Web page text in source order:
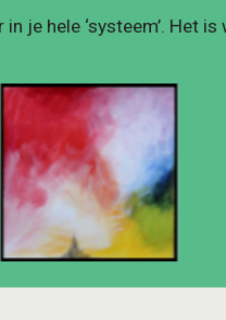
je hele ‘systeem’. Het